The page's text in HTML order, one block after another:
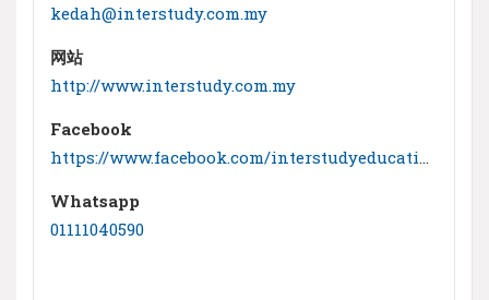
kedah@interstudy.com.my
网站
http://www.interstudy.com.my
Facebook
Whatsapp
01111040590